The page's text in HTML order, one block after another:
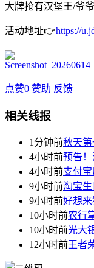
大牌抢有汉堡王/爷
活动地址👉https://
点赞0 赞助 反馈
相关线报
1分钟前秋天
4小时前预告
4小时前支付
9小时前淘宝
9小时前好想
10小时前农行
10小时前光大
12小时前王者